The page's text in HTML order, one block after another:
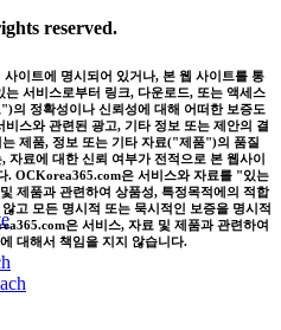
reserved.
이트에 명시되어 있거나, 본 웹 사이트를 통
서비스로부터 링크, 다운로드, 또는 액세스
의 정확성이나 신뢰성에 대해 어떠한 보증도
스와 관련된 광고, 기타 정보 또는 제안의 결
제품, 정보 또는 기타 자료("제품")의 품질
자료에 대한 신뢰 여부가 전적으로 본 웹사이
. OCKorea365.com은 서비스와 자료를 "있는
제품과 관련하여 상품성, 특정목적에의 적합
고 모든 명시적 또는 묵시적인 보증을 명시적
은 서비스, 자료 및 제품과 관련하여
대해서 책임을 지지 않습니다.